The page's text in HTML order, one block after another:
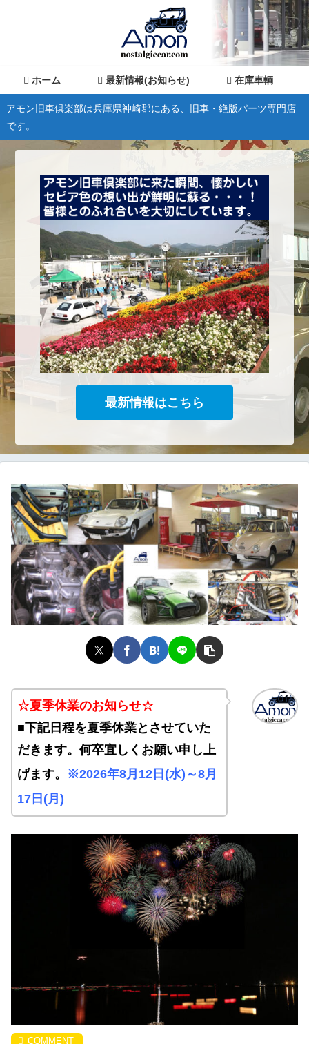
ホーム 最新情報(お知らせ) 在庫車輌
アモン旧車倶楽部は兵庫県神崎郡にある、旧車・絶版パーツ専門店
です。
最新情報はこちら
☆夏季休業のお知らせ☆
■下記日程を夏季休業とさせていた
だきます。何卒宜しくお願い申し上
げます。 ※2026年8月12日(水)～8月
17日(月)